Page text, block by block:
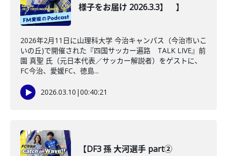
様子をお届け 2026.3.3】 】
2026年2月11日に山理科大学 今治キャンパス（今治市いこ
いの丘)で開催された『四国サッカー遍路 TALK LIVE』前
園 真聖 氏（元日本代表／サッカー解説者）をゲストに、
FC今治、愛媛FC、徳島...
2026.03.10 |00:40:21
【DF3 孫 大河選手 part②